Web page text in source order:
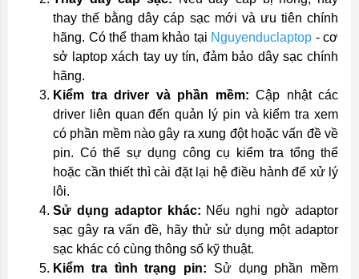
thay thế bằng dây cáp sạc mới và ưu tiên chính
hãng. Có thể tham khảo tại Nguyenduclaptop - cơ
sở laptop xách tay uy tín, đảm bảo dây sạc chính
hãng.
Kiểm tra driver và phần mềm: Cập nhật các
driver liên quan đến quản lý pin và kiểm tra xem
có phần mềm nào gây ra xung đột hoặc vấn đề về
pin. Có thể sự dụng công cụ kiểm tra tổng thể
hoặc cần thiết thì cài đặt lại hệ điều hành để xử lý
lôi.
Sử dụng adaptor khác: Nếu nghi ngờ adaptor
sạc gây ra vấn đề, hãy thử sử dụng một adaptor
sạc khác có cùng thông số kỹ thuật.
Kiểm tra tình trạng pin: Sử dụng phần mềm